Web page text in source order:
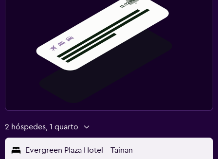
2 hóspedes, 1 quarto
Evergreen Plaza Hotel - Tainan